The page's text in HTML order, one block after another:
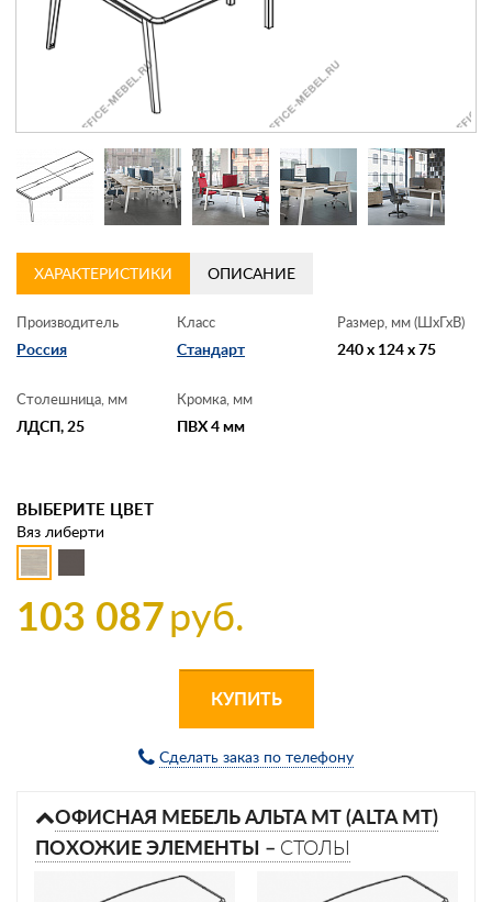
Заказать обратный звонок
ХАРАКТЕРИСТИКИ ОПИСАНИЕ
Производитель
Россия
Класс
Стандарт
Размер, мм (ШхГхВ)
240 x 124 x 75
Столешница, мм
ЛДСП, 25
Кромка, мм
ПВХ 4 мм
ВЫБЕРИТЕ ЦВЕТ
Вяз либерти
103 087руб.
КУПИТЬ
Сделать заказ по телефону
ОФИСНАЯ МЕБЕЛЬ АЛЬТА МТ (ALTA MT)
ПОХОЖИЕ ЭЛЕМЕНТЫ – СТОЛЫ